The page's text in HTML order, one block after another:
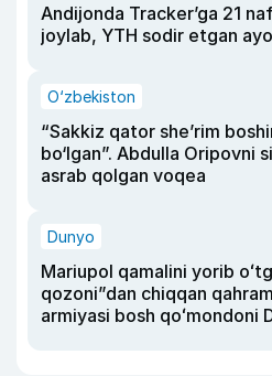
Andijonda Tracker’ga 21
joylab, YTH sodir etgan
O‘zbekiston
“Sakkiz qator she’rim
bo‘lgan”. Abdulla Oripovni
asrab qolgan voqea
Dunyo
Mariupol qamalini yorib
qozoni”dan chiqqan
armiyasi bosh qoʻmondoni